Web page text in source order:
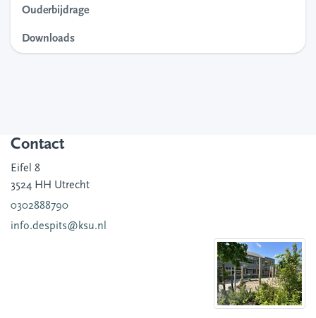
Ouderbijdrage
Downloads
Contact
Eifel 8
3524 HH Utrecht
0302888790
info.despits@ksu.nl